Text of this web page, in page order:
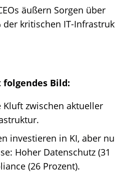
äußern Sorgen über
der kritischen IT-
Bild:
zwischen aktueller
investieren in KI, aber
Hoher Datenschutz (31
(26 Prozent).